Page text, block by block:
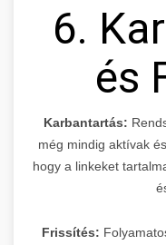
6.
és
Karbantartás:
még mindig aktívak
hogy a linkeket
Frissítés: